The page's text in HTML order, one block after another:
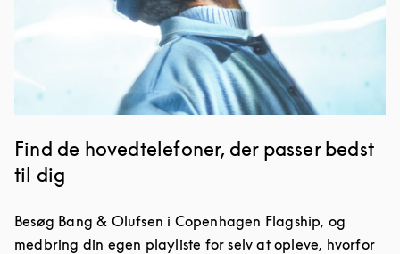
Find de hovedtelefoner, der passer bedst
til dig
Besøg Bang & Olufsen i Copenhagen Flagship, og
medbring din egen playliste for selv at opleve, hvorfor